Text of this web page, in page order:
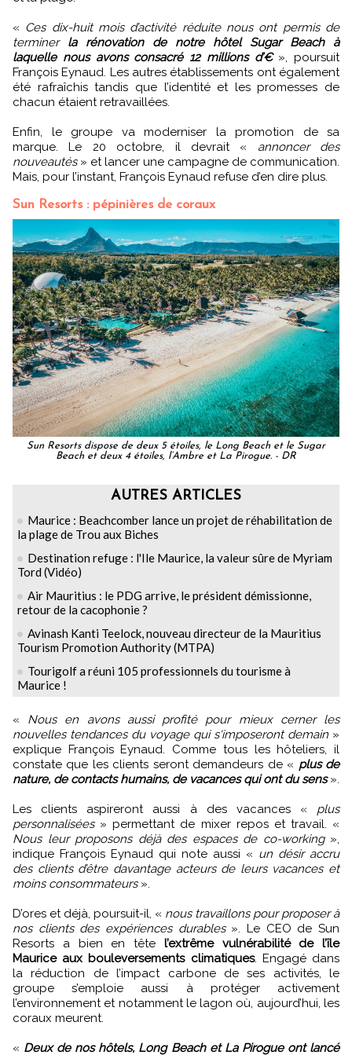
« Ces dix-huit mois d’activité réduite nous ont permis de
terminer la rénovation de notre hôtel Sugar Beach à
laquelle nous avons consacré 12 millions d’€», poursuit
François Eynaud. Les autres établissements ont également
été rafraîchis tandis que l’identité et les promesses de
chacun étaient retravaillées.
Enfin, le groupe va moderniser la promotion de sa
marque. Le 20 octobre, il devrait « annoncer des
nouveautés» et lancer une campagne de communication.
Mais, pour l’instant, François Eynaud refuse d’en dire plus.
Sun Resorts : pépinières de coraux
Sun Resorts dispose de deux 5 étoiles, le Long Beach et le Sugar
Beach et deux 4 étoiles, l’Ambre et La Pirogue. - DR
AUTRES ARTICLES
Maurice : Beachcomber lance un projet de réhabilitation de
la plage de Trou aux Biches
Destination refuge : l'Ile Maurice, la valeur sûre de Myriam
Tord (Vidéo)
Air Mauritius : le PDG arrive, le président démissionne,
retour de la cacophonie ?
Avinash Kanti Teelock, nouveau directeur de la Mauritius
Tourism Promotion Authority (MTPA)
Tourigolf a réuni 105 professionnels du tourisme à
Maurice !
« Nous en avons aussi profité pour mieux cerner les
nouvelles tendances du voyage qui s'imposeront demain »
explique François Eynaud. Comme tous les hôteliers, il
constate que les clients seront demandeurs de « plus de
nature, de contacts humains, de vacances qui ont du sens».
Les clients aspireront aussi à des vacances « plus
personnalisées» permettant de mixer repos et travail. «
Nous leur proposons déjà des espaces de co-working»,
indique François Eynaud qui note aussi « un désir accru
des clients d’être davantage acteurs de leurs vacances et
moins consommateurs».
D’ores et déjà, poursuit-il, « nous travaillons pour proposer à
nos clients des expériences durables». Le CEO de Sun
Resorts a bien en tête l’extrême vulnérabilité de l’île
Maurice aux bouleversements climatiques. Engagé dans
la réduction de l’impact carbone de ses activités, le
groupe s’emploie aussi à protéger activement
l’environnement et notamment le lagon où, aujourd’hui, les
coraux meurent.
« Deux de nos hôtels, Long Beach et La Pirogue ont lancé